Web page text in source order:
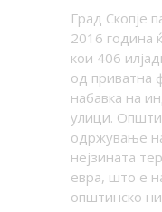
Град Скопје
2016 година
кои 406
од приватна
набавка на
улици.
одржување
нејзината
евра, што е
општинско